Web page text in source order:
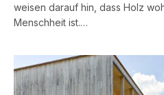
weisen darauf hin, dass Holz
Menschheit ist.…